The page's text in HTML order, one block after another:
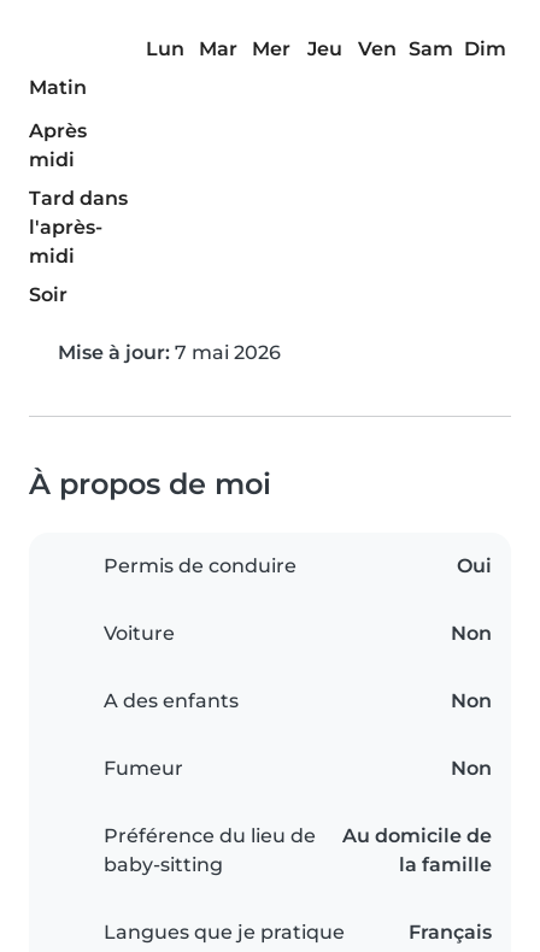
Lun Mar Mer Jeu Ven Sam Dim
Matin
Après
midi
Tard dans
l'après-
midi
Soir
Mise à jour: 7 mai 2026
À propos de moi
Permis de conduire Oui
Voiture Non
A des enfants Non
Fumeur Non
Préférence du lieu de
baby-sitting
Au domicile de
la famille
Langues que je pratique Français